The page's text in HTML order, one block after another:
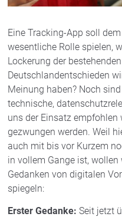
Eine Tracking-App soll
wesentliche Rolle spielen,
Lockerung der
Deutschlandentschieden
Meinung haben? Noch
technische,
uns der Einsatz empfohlen
gezwungen werden. Weil
auch mit bis vor Kurzem
in vollem Gange ist, wollen
Gedanken von digitalen
spiegeln:
Erster Gedanke: Seit jetzt